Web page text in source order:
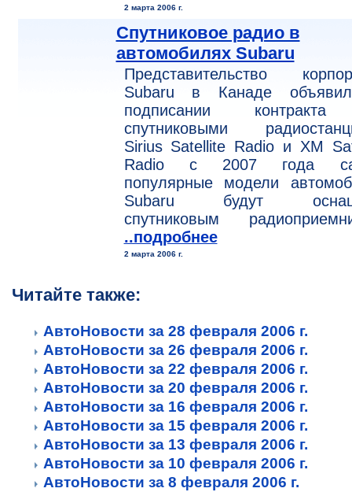
2 марта 2006 г.
Спутниковое радио в
автомобилях Subaru
Представительство
Subaru в Канаде
подписании
спутниковыми
Sirius Satellite Radio и XM
Radio с 2007 года
популярные модели
Subaru будут
спутниковым
..подробнее
2 марта 2006 г.
Читайте также:
АвтоНовости за 28 февраля 2006 г.
АвтоНовости за 26 февраля 2006 г.
АвтоНовости за 22 февраля 2006 г.
АвтоНовости за 20 февраля 2006 г.
АвтоНовости за 16 февраля 2006 г.
АвтоНовости за 15 февраля 2006 г.
АвтоНовости за 13 февраля 2006 г.
АвтоНовости за 10 февраля 2006 г.
АвтоНовости за 8 февраля 2006 г.